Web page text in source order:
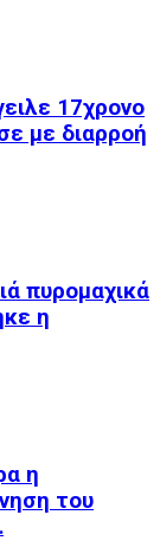
17χρονο
με διαρροή
πυρομαχικά
η
η
του